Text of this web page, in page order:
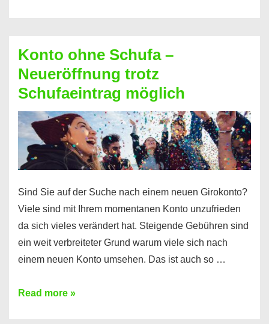
Sie
einen
Kredit
ohne
Einkommensnachweis
Konto ohne Schufa –
Neueröffnung trotz
Schufaeintrag möglich
Sind Sie auf der Suche nach einem neuen Girokonto?
Viele sind mit Ihrem momentanen Konto unzufrieden
da sich vieles verändert hat. Steigende Gebühren sind
ein weit verbreiteter Grund warum viele sich nach
einem neuen Konto umsehen. Das ist auch so …
Konto
Read more »